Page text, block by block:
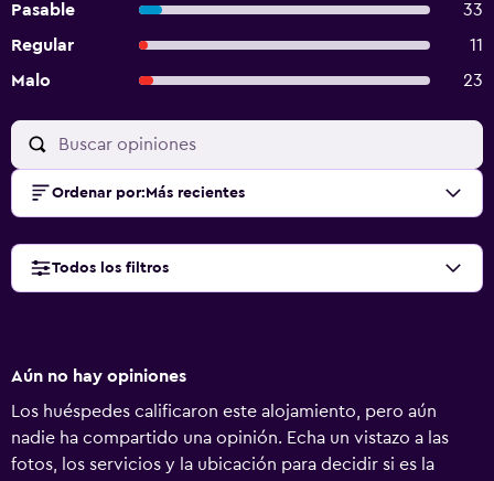
Pasable
33
Regular
11
Malo
23
Ordenar por: Más recientes
Todos los filtros
Aún no hay opiniones
Los huéspedes calificaron este alojamiento, pero aún
nadie ha compartido una opinión. Echa un vistazo a las
fotos, los servicios y la ubicación para decidir si es la